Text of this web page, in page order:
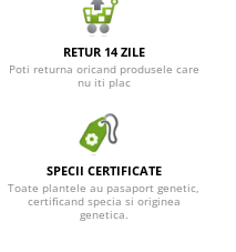
RETUR 14 ZILE
Poti returna oricand produsele care
nu iti plac
SPECII CERTIFICATE
Toate plantele au pasaport genetic,
certificand specia si originea
genetica.